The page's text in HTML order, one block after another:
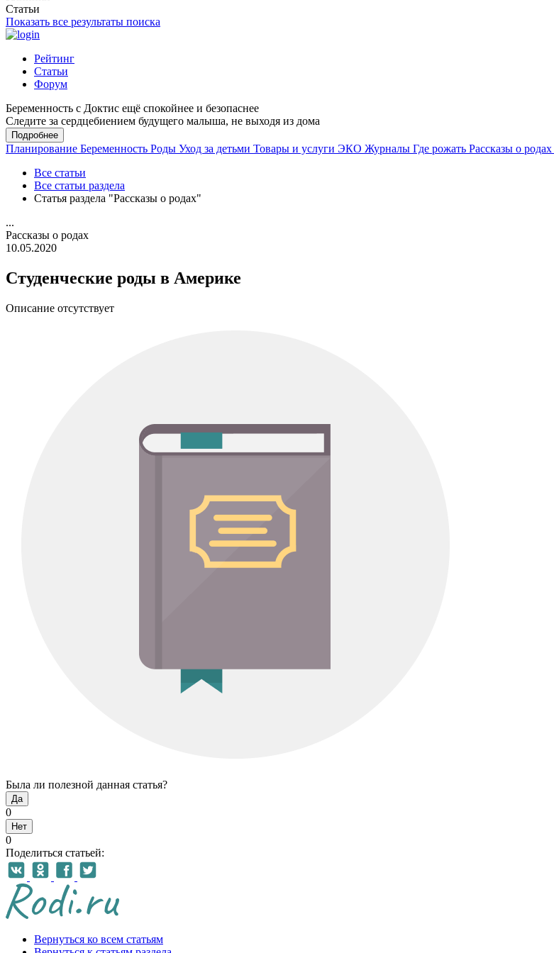
Статьи
Показать все результаты поиска
Рейтинг
Статьи
Форум
Беременность с Доктис ещё спокойнее и безопаснее
Следите за сердцебиением будущего малыша, не выходя из дома
Подробнее
Планирование Беременность Роды Уход за детьми Товары и услуги ЭКО Журналы Где рожать Рассказы о родах
Все статьи
Все статьи раздела
Статья раздела "Рассказы о родах"
...
Рассказы о родах
10.05.2020
Студенческие роды в Америке
Описание отсутствует
Была ли полезной данная статья?
Да
0
Нет
0
Поделиться статьей:
Вернуться ко всем статьям